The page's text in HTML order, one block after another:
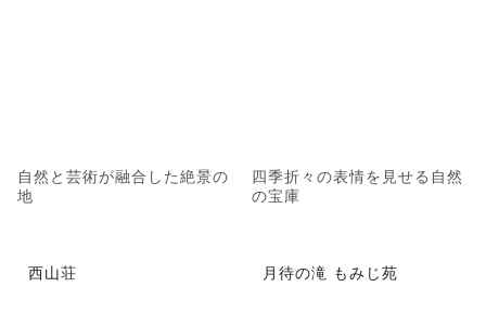
自然と芸術が融合した絶景の
地
四季折々の表情を見せる自然
の宝庫
西山荘 月待の滝 もみじ苑